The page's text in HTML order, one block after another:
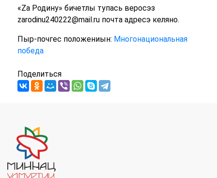
«Zа Родину» бичетлы тупась веросэз
zarodinu240222@mail.ru почта адресэ келяно.
Пыр-почгес положениын: Многонациональная
победа
Поделиться